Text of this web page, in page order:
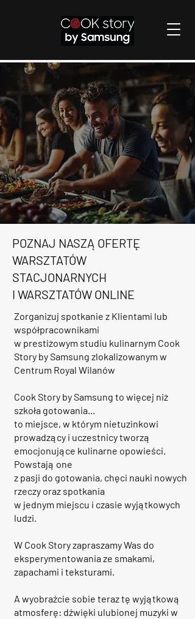
POZNAJ NASZĄ OFERTĘ
WARSZTATÓW
STACJONARNYCH
I WARSZTATÓW ONLINE
Zorganizuj spotkanie z Klientami lub
współpracownikami
w prestiżowym studiu kulinarnym Cook
Story by Samsung zlokalizowanym w
Centrum Royal Wilanów
Cook Story by Samsung to więcej niż
szkoła gotowania...
to miejsce, w którym nietuzinkowi
prowadzący i uczestnicy tworzą
emocjonujące kulinarne opowieści.
Powstają one
z pasji do gotowania, chęci nauki nowych
rzeczy oraz spotkania
w jednym miejscu i czasie wyjątkowych
ludzi.
W Cook Story zapraszamy Was do
eksperymentowania ze smakami,
zapachami i teksturami.
A wyobraźcie sobie teraz tę wyjątkową
atmosferę: dźwięki ulubionej muzyki w